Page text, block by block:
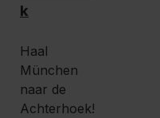
k
Haal
München
naar de
Achterhoek!